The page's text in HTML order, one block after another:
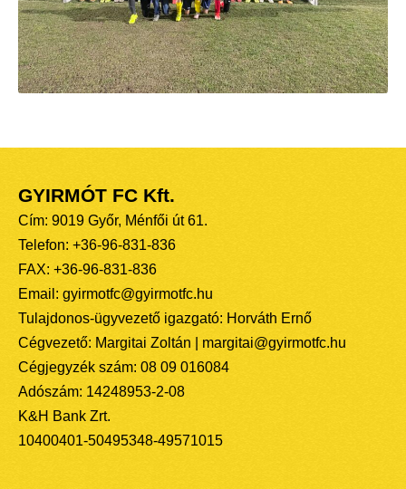
GYIRMÓT FC Kft.
Cím: 9019 Győr, Ménfői út 61.
Telefon: +36-96-831-836
FAX: +36-96-831-836
Email: gyirmotfc@gyirmotfc.hu
Tulajdonos-ügyvezető igazgató: Horváth Ernő
Cégvezető: Margitai Zoltán | margitai@gyirmotfc.hu
Cégjegyzék szám: 08 09 016084
Adószám: 14248953-2-08
K&H Bank Zrt.
10400401-50495348-49571015